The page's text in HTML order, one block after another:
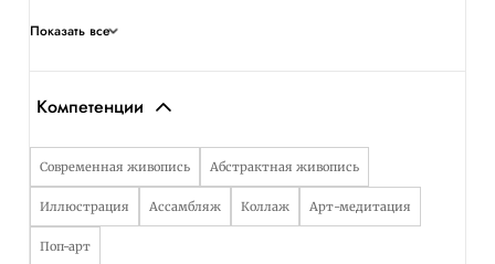
Показать все
Компетенции
Современная живопись Абстрактная живопись
Иллюстрация Ассамбляж Коллаж Арт-медитация
Поп-арт